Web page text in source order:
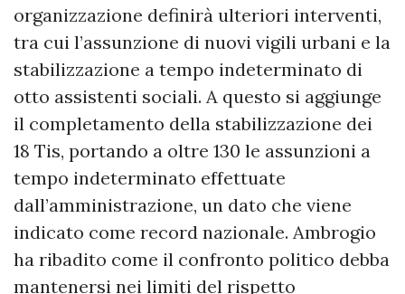
organizzazione definirà ulteriori interventi,
tra cui l’assunzione di nuovi vigili urbani e la
stabilizzazione a tempo indeterminato di
otto assistenti sociali. A questo si aggiunge
il completamento della stabilizzazione dei
18 Tis, portando a oltre 130 le assunzioni a
tempo indeterminato effettuate
dall’amministrazione, un dato che viene
indicato come record nazionale. Ambrogio
ha ribadito come il confronto politico debba
mantenersi nei limiti del rispetto